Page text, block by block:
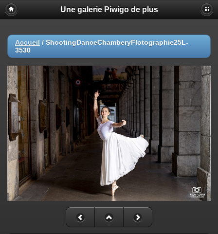
Une galerie Piwigo de plus
Accueil / ShootingDanceChamberyFlotographie25L-
3530